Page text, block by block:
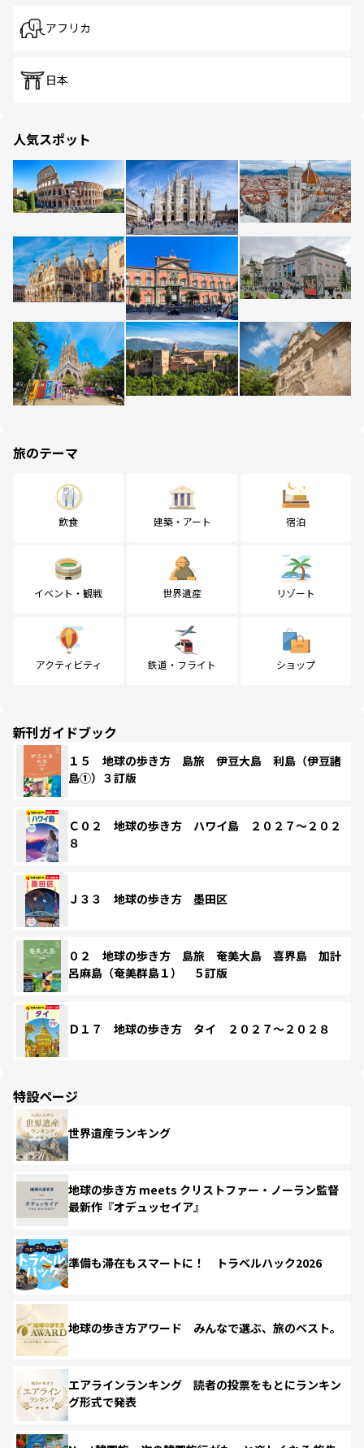
アフリカ
日本
人気スポット
旅のテーマ
飲食 建築・アート 宿泊
イベント・観戦 世界遺産 リゾート
アクティビティ 鉄道・フライト ショップ
新刊ガイドブック
１５ 地球の歩き方 島旅 伊豆大島 利島（伊豆諸
島①）３訂版
Ｃ０２ 地球の歩き方 ハワイ島 ２０２７～２０２
８
Ｊ３３ 地球の歩き方 墨田区
０２ 地球の歩き方 島旅 奄美大島 喜界島 加計
呂麻島（奄美群島１） ５訂版
Ｄ１７ 地球の歩き方 タイ ２０２７～２０２８
特設ページ
世界遺産ランキング
地球の歩き方 meets クリストファー・ノーラン監督
最新作『オデュッセイア』
準備も滞在もスマートに！ トラベルハック2026
地球の歩き方アワード みんなで選ぶ、旅のベスト。
エアラインランキング 読者の投票をもとにランキン
グ形式で発表